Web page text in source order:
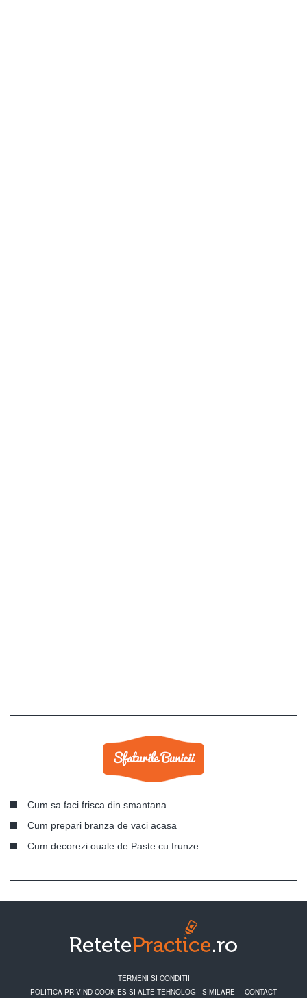
Cum sa faci frisca din smantana
Cum prepari branza de vaci acasa
Cum decorezi ouale de Paste cu frunze
TERMENI SI CONDITII
POLITICA PRIVIND COOKIES SI ALTE TEHNOLOGII SIMILARE
CONTACT